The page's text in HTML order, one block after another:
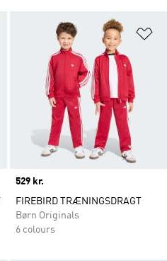
Føj til ønskeliste
Price
529 kr.
FIREBIRD TRÆNINGSDRAGT
Børn Originals
6 colours